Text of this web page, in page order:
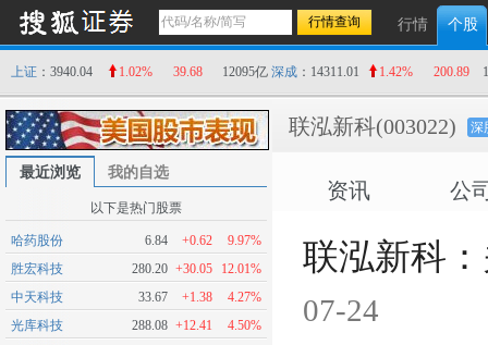
行情 个股
上证 ：3940.04 1.02% 39.68 12095亿 深成 ：14311.01 1.42% 200.89
最近浏览 我的自选
以下是热门股票
哈药股份 6.84 +0.62
9.97%
胜宏科技
280.20 +30.05
12.01%
中天科技
33.67 +1.38
4.27%
光库科技
288.08 +12.41
4.50%
联泓新科(003022) 深
资讯 公
联泓新科
07-24